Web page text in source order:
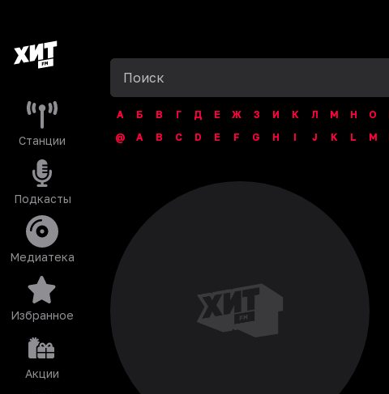
Станции
Подкасты
Медиатека
Избранное
Акции
А Б В Г Д Е Ж З И К Л М Н О
@
A B C D E F G H I J K L M